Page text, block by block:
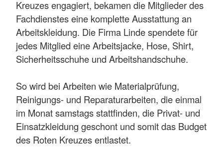
Kreuzes engagiert, bekamen die Mitglieder des
Fachdienstes eine komplette Ausstattung an
Arbeitskleidung. Die Firma Linde spendete für
jedes Mitglied eine Arbeitsjacke, Hose, Shirt,
Sicherheitsschuhe und Arbeitshandschuhe.
So wird bei Arbeiten wie Materialprüfung,
Reinigungs- und Reparaturarbeiten, die einmal
im Monat samstags stattfinden, die Privat- und
Einsatzkleidung geschont und somit das Budget
des Roten Kreuzes entlastet.